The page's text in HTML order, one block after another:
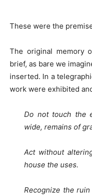
These were the
The original memory
brief, as bare we
inserted. In a
work were exhibited
Do not touch the
wide, remains of
Act without
house the uses.
Recognize the